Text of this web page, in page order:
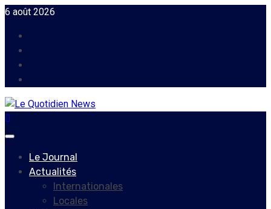
Skip
content
6 août 2026
Primary
Le Journal
Actualités
Internationales
Locales